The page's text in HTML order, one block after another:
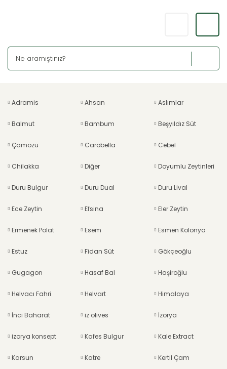
Adramis Ahsan Aslımlar
Balmut Bambum Beşyıldız Süt
Çamözü Carobella Cebel
Chilakka Diğer Doyumlu Zeytinleri
Duru Bulgur Duru Dual Duru Lival
Ece Zeytin Efsina Eler Zeytin
Ermenek Polat Esem Esmen Kolonya
Estuz Fidan Süt Gökçeoğlu
Gugagon Hasaf Bal Haşiroğlu
Helvacı Fahri Helvart Himalaya
İnci Baharat iz olives İzorya
izorya konsept Kafes Bulgur Kale Extract
Karsun Katre Kertil Çam